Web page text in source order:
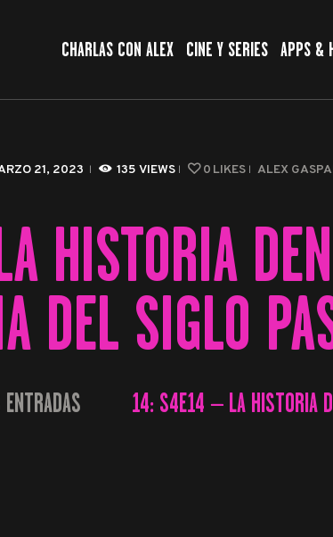
CHARLAS CON ALEX CINE Y SERIES APPS &
21, 2023 135 VIEWS 0 LIKES ALEX
HISTORIA
DEL SIGLO
14: S4E14 – LA HISTORIA
SERIES
HERRAMIENTAS